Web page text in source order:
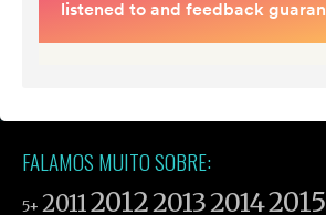
FALAMOS MUITO SOBRE:
5+ 20112012201320142015